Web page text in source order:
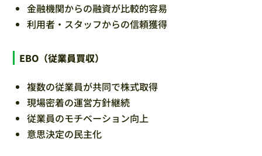
金融機関からの融資が比較的容易
利用者・スタッフからの信頼獲得
EBO（従業員買収）
複数の従業員が共同で株式取得
現場密着の運営方針継続
従業員のモチベーション向上
意思決定の民主化